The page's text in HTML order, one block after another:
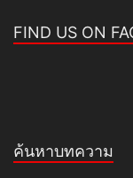
FIND US ON
ค้นหาบทความ